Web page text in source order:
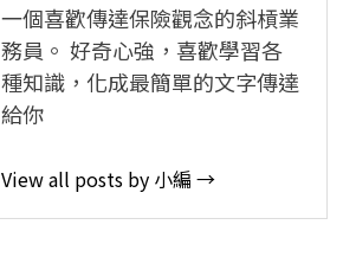
一個喜歡傳達保險觀念的斜槓業
務員。 好奇心強，喜歡學習各
種知識，化成最簡單的文字傳達
給你
View all posts by 小編 →